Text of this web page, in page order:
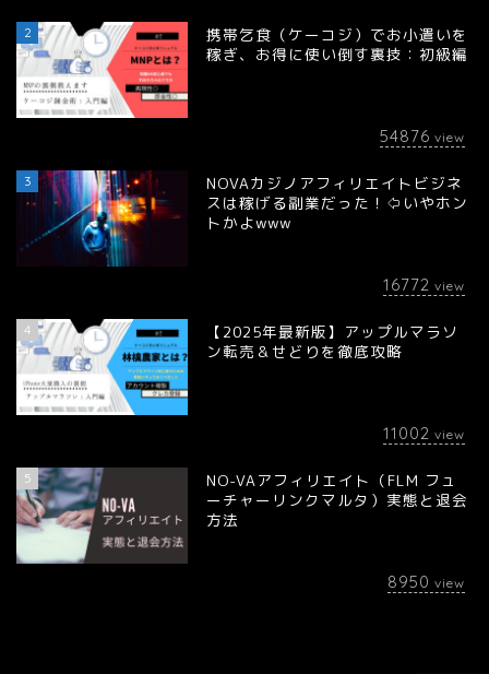
2
携帯乞食（ケーコジ）でお小遣いを
稼ぎ、お得に使い倒す裏技：初級編
54876 view
3
NOVAカジノアフィリエイトビジネ
スは稼げる副業だった！⇦いやホン
トかよwww
16772 view
4
【2025年最新版】アップルマラソ
ン転売＆せどりを徹底攻略
11002 view
5
NO-VAアフィリエイト（FLM フュ
ーチャーリンクマルタ）実態と退会
方法
8950 view